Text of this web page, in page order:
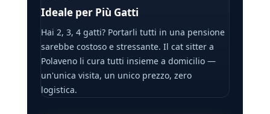
Ideale per Più Gatti
Hai 2, 3, 4 gatti? Portarli tutti in una pensione
sarebbe costoso e stressante. Il cat sitter a
Polaveno li cura tutti insieme a domicilio —
un'unica visita, un unico prezzo, zero
logistica.